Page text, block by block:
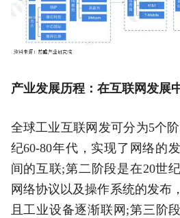
产业发展历程：在互联网发展
全球工业互联网发可分为5个
纪60-80年代，实现了网络的
间的互联;第二阶段是在20世
网络协议以及操作系统的发布
且工业设备逐渐联网;第三阶